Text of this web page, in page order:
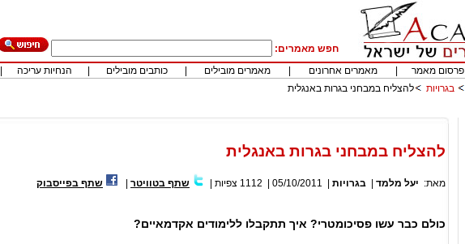
חפש מאמרים:
פרסום מאמר מאמרים אחרונים מאמרים מובילים כותבים מובילים הנחיות עריכה
בגרויות להצליח במבחני בגרות באנגלית
להצליח במבחני בגרות באנגלית
מאת: יעל מלמד בגרויות 05/10/2011
1112 צפיות שתף בטוויטר שתף בפייסבוק
כולם כבר עשו פסיכומטרי? איך תתקבלו ללימודים אקדמאיים?